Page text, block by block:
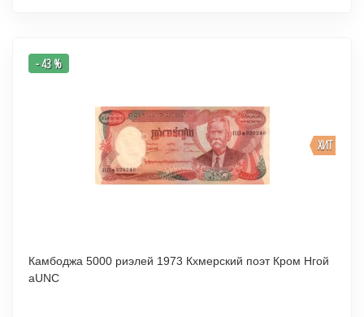
ХИТ
- 43 %
Камбоджа 5000 риэлей 1973 Кхмерский поэт Кром Нгой
aUNC